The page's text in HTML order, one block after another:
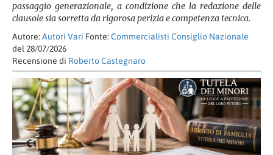
passaggio generazionale, a condizione che la redazione delle
clausole sia sorretta da rigorosa perizia e competenza tecnica.
Autore: Autori Vari Fonte: Commercialisti Consiglio Nazionale
del 28/07/2026
Recensione di Roberto Castegnaro